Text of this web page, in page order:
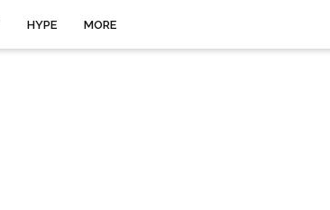
HYPE MORE